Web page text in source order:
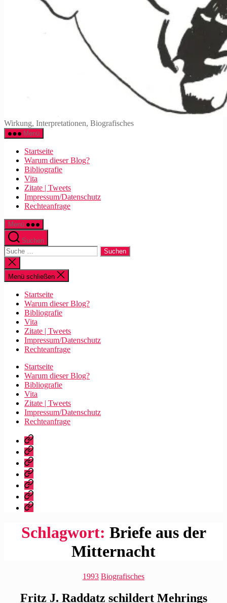
Walter
Mehring
Wirkung, Interpretationen, Biografisches
Menü
Startseite
Warum dieser Blog?
Bibliografie
Vita
Zitate | Tweets
Impressum/Datenschutz
Rechteanfrage
Menü
Suchen
Suche
nach:
Suche
schließen
Menü schließen
Startseite
Warum dieser Blog?
Bibliografie
Vita
Zitate | Tweets
Impressum/Datenschutz
Rechteanfrage
Startseite
Warum dieser Blog?
Bibliografie
Vita
Zitate | Tweets
Impressum/Datenschutz
Rechteanfrage
Startseite
Warum
dieser
Blog?
Bibliografie
Vita
Zitate
|
Tweets
Impressum/Datenschutz
Rechteanfrage
Schlagwort: Briefe aus der
Mitternacht
Kategorien
1993 Biografisches
Fritz J. Raddatz schildert Mehrings